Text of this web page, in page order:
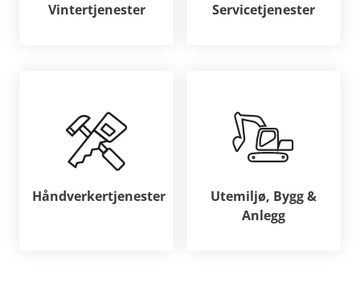
Vintertjenester Servicetjenester
Håndverkertjenester
Utemiljø, Bygg &
Anlegg